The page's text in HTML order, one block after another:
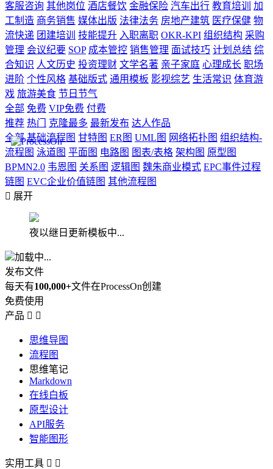
客服咨询 其他岗位 酒店餐饮 金融保险 汽车出行 教育培训
加
工制造 商务销售 媒体出版 法律法务 房地产建筑 医疗保健 物
流快递 团建培训 技能提升 入职离职 OKR-KPI 组织结构 采购
管理 会议纪要 SOP 成本管控 销售管理 面试技巧 计划总结 综
合知识 人文历史 投资理财 文学名著 亲子家庭 心理成长 职场
进阶 个性风格 基础版式 通用模板 影视综艺 生活常识 体育游
戏 旅游美食 节日节气
全部 免费 VIP免费 付费
推荐 热门 克隆最多 最新发布 达人作品
全部 基础流程图 甘特图 ER图 UML图 网络拓扑图 组织结构-
流程图 泳道图 平面图 电路图 图表/表格 架构图 原型图
BPMN2.0 韦恩图 关系图 逻辑图 魏朱商业模式 EPC事件过程
链图 EVC企业价值链图 其他流程图
 展开
夜以继日更新模板中...
加载中...
发布文件
每天有100,000+文件在ProcessOn创建
免费使用
产品  
思维导图
流程图
思维笔记
Markdown
在线白板
原型设计
API服务
智能图形
实用工具  